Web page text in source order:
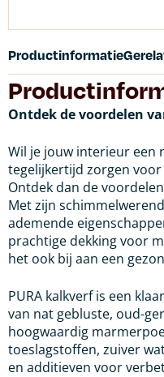
Productinformatie
Ontdek de voordelen
Wil je jouw interieur een
tegelijkertijd zorgen voor
Ontdek dan de
Met zijn
ademende
prachtige dekking voor
het ook bij aan een
PURA kalkverf is een
van nat gebluste, oud-
hoogwaardig
toeslagstoffen, zuiver
en additieven voor